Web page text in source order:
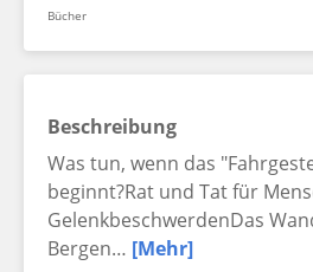
Bücher
Beschreibung
Was tun, wenn das
beginnt?Rat und Tat für
GelenkbeschwerdenDas
Bergen… [Mehr]